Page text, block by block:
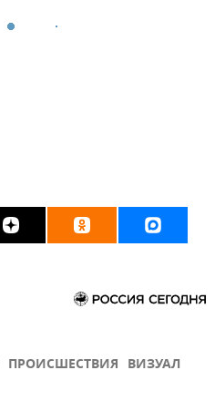
ПРОИСШЕСТВИЯ ВИЗУАЛ